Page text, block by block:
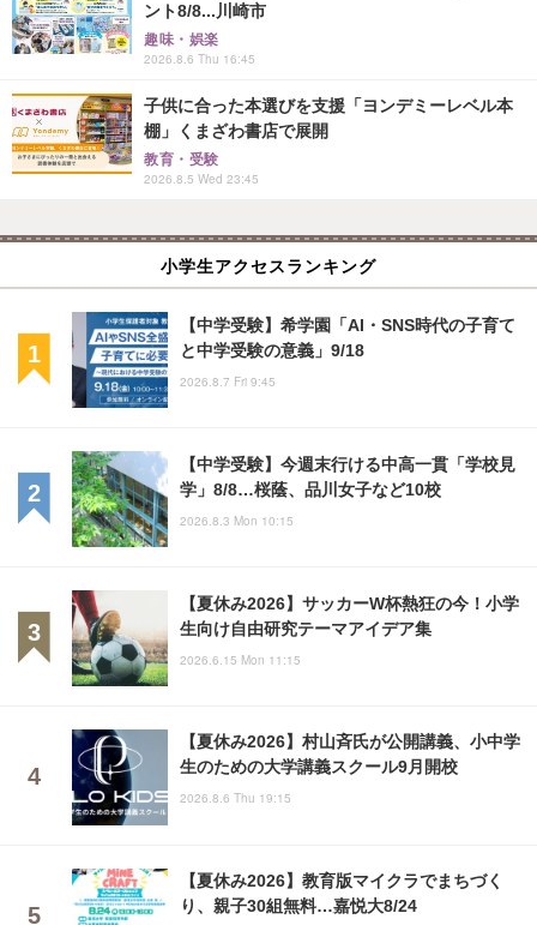
ント8/8...川崎市
趣味・娯楽
2026.8.6 Thu 16:45
子供に合った本選びを支援「ヨンデミーレベル本
棚」くまざわ書店で展開
教育・受験
2026.8.5 Wed 23:45
小学生アクセスランキング
【中学受験】希学園「AI・SNS時代の子育て
と中学受験の意義」9/18
2026.8.7 Fri 9:45
【中学受験】今週末行ける中高一貫「学校見
学」8/8…桜蔭、品川女子など10校
2026.8.3 Mon 10:15
【夏休み2026】サッカーW杯熱狂の今！小学
生向け自由研究テーマアイデア集
2026.6.15 Mon 11:15
【夏休み2026】村山斉氏が公開講義、小中学
生のための大学講義スクール9月開校
2026.8.6 Thu 19:15
【夏休み2026】教育版マイクラでまちづく
り、親子30組無料…嘉悦大8/24